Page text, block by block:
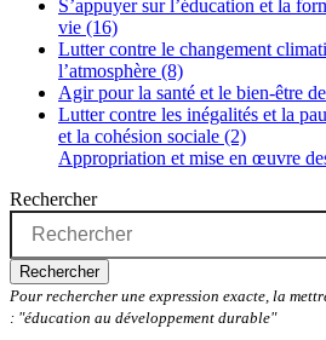
S’appuyer sur l’éducation et la
vie (16)
Lutter contre le changement
l’atmosphère (8)
Agir pour la santé et le bien-être
Lutter contre les inégalités et la
et la cohésion sociale (2)
Appropriation et mise en œuvre
Rechercher
Rechercher
Pour rechercher une expression exacte, la
: "éducation au développement durable"